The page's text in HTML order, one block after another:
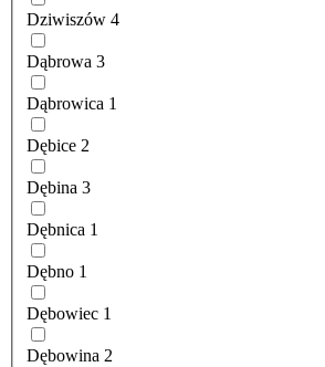
Dziwiszów 4
Dąbrowa 3
Dąbrowica 1
Dębice 2
Dębina 3
Dębnica 1
Dębno 1
Dębowiec 1
Dębowina 2